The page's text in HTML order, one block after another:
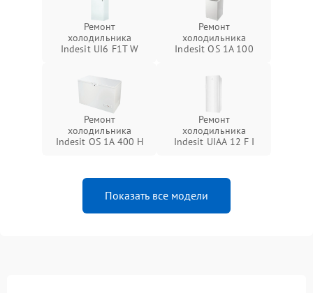
Ремонт
холодильника
Indesit UI6 F1T W
Ремонт
холодильника
Indesit OS 1A 100
Ремонт
холодильника
Indesit OS 1A 400 H
Ремонт
холодильника
Indesit UIAA 12 F I
Показать все модели